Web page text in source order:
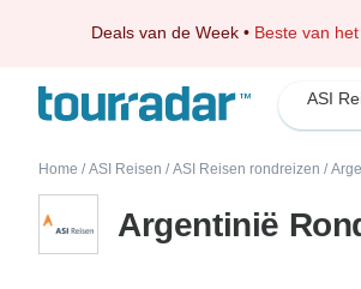
Deals van de Week • Beste van
ASI
Home / ASI Reisen / ASI Reisen rondreizen /
Argentinië